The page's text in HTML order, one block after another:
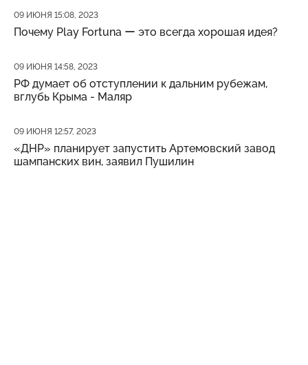
Дата публикации
09 ИЮНЯ 15:08, 2023
Почему Play Fortuna ー это всегда хорошая идея?
Дата публикации
09 ИЮНЯ 14:58, 2023
РФ думает об отступлении к дальним рубежам,
вглубь Крыма - Маляр
Дата публикации
09 ИЮНЯ 12:57, 2023
«ДНР» планирует запустить Артемовский завод
шампанских вин, заявил Пушилин